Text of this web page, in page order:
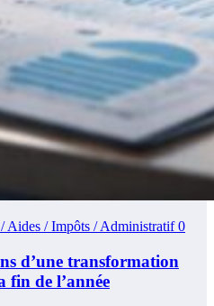
Aides / Impôts / Administratif0
d’une transformation
fin de l’année